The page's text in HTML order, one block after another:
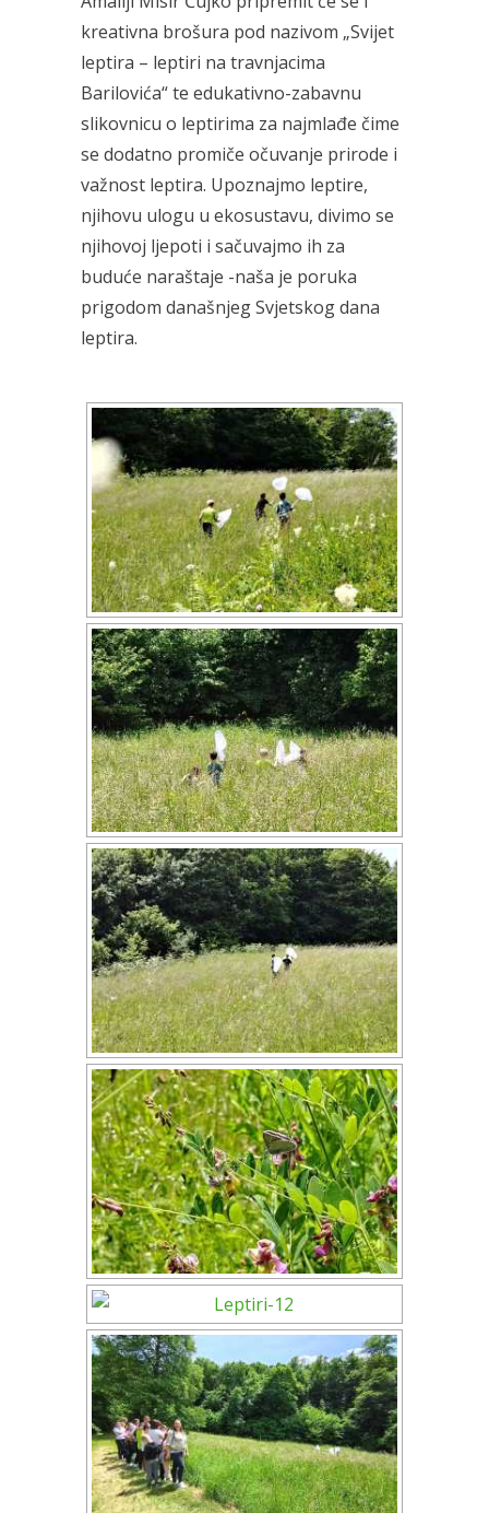
kreativna brošura pod nazivom „Svijet
leptira – leptiri na travnjacima
Barilovića“ te edukativno-zabavnu
slikovnicu o leptirima za najmlađe čime
se dodatno promiče očuvanje prirode i
važnost leptira. Upoznajmo leptire,
njihovu ulogu u ekosustavu, divimo se
njihovoj ljepoti i sačuvajmo ih za
buduće naraštaje -naša je poruka
prigodom današnjeg Svjetskog dana
leptira.